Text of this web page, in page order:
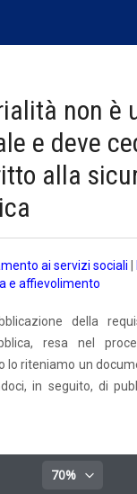
non è
e deve
alla
ai servizi sociali
e affievolimento
della
resa nel
lo riteniamo un
in seguito, di